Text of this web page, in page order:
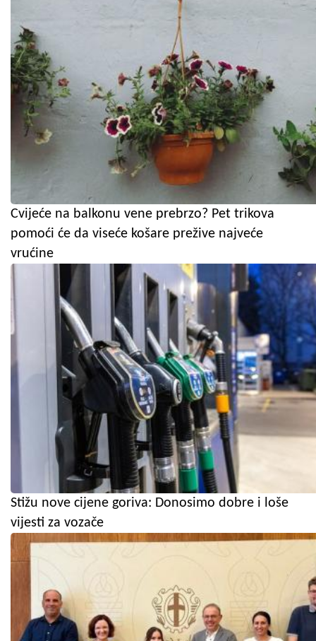
Cvijeće na balkonu vene prebrzo? Pet trikova
pomoći će da viseće košare prežive najveće
vrućine
Stižu nove cijene goriva: Donosimo dobre i loše
vijesti za vozače